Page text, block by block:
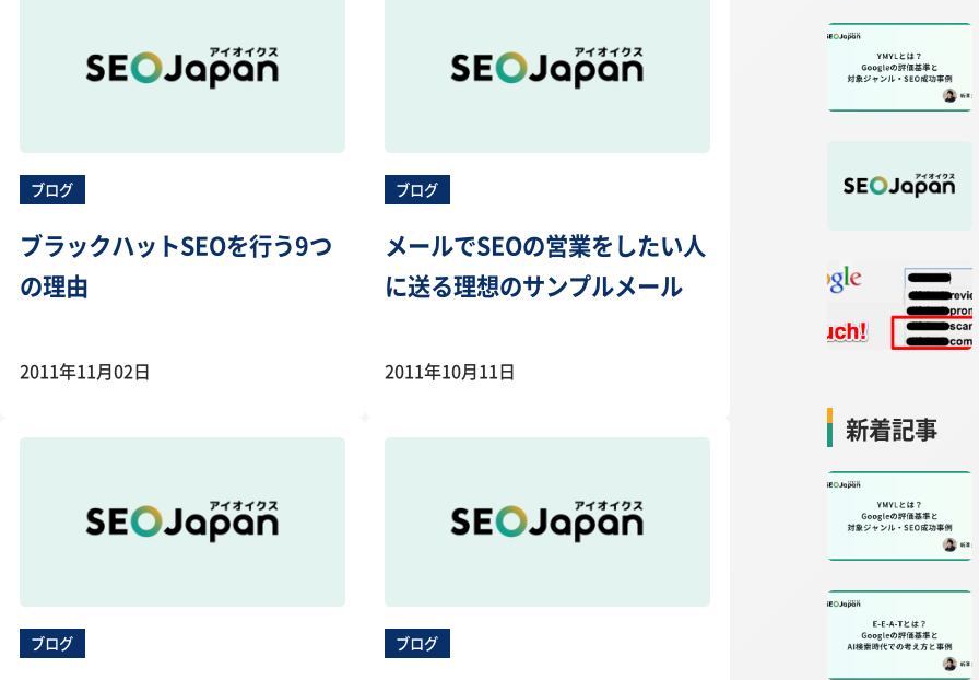
ブログ
ブラックハットSEOを行う9つ
の理由
2011年11月02日
ブログ
メールでSEOの営業をしたい人
に送る理想のサンプルメール
2011年10月11日
ブログ ブログ
新着記事